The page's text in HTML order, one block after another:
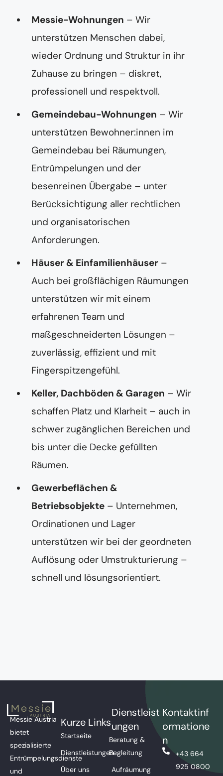
s
Messie-Wohnungen – Wir
unterstützen Menschen dabei,
wieder Ordnung und Struktur in ihr
Zuhause zu bringen – diskret,
professionell und respektvoll.
Gemeindebau-Wohnungen – Wir
unterstützen Bewohner:innen im
Gemeindebau bei Räumungen,
Entrümpelungen und der
besenreinen Übergabe – unter
Berücksichtigung aller rechtlichen
und organisatorischen
Anforderungen.
Häuser & Einfamilienhäuser –
Auch bei großflächigen Räumungen
unterstützen wir mit einem
erfahrenen Team und
maßgeschneiderten Lösungen –
zuverlässig, effizient und mit
Fingerspitzengefühl.
Keller, Dachböden & Garagen – Wir
schaffen Platz und Klarheit – auch in
schwer zugänglichen Bereichen und
bis unter die Decke gefüllten
Räumen.
Gewerbeflächen &
Betriebsobjekte – Unternehmen,
Ordinationen und Lager
unterstützen wir bei der geordneten
Auflösung oder Umstrukturierung –
schnell und lösungsorientiert.
Messie Austria
bietet
spezialisierte
Entrümpelungsdienste
und
Kurze Links
Startseite
Dienstleistungen
Über uns
Dienstleist
ungen
Beratung &
Begleitung
Aufräumung
Kontaktinf
ormatione
n
+43 664
925 0800